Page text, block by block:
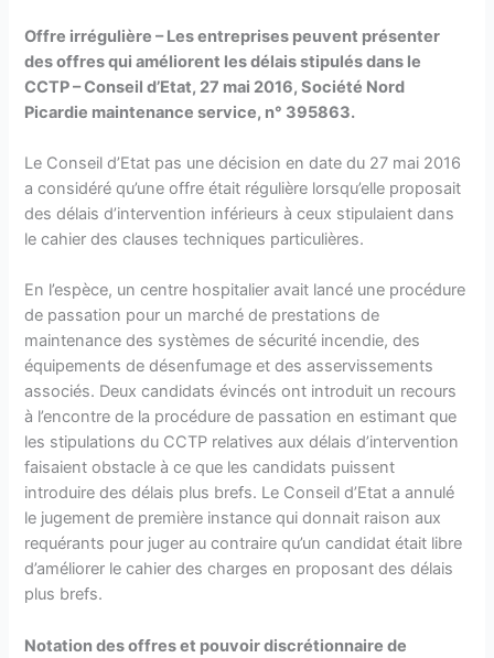
Offre irrégulière – Les entreprises peuvent présenter
des offres qui améliorent les délais stipulés dans le
CCTP – Conseil d’Etat, 27 mai 2016, Société Nord
Picardie maintenance service, n° 395863.
Le Conseil d’Etat pas une décision en date du 27 mai 2016
a considéré qu’une offre était régulière lorsqu’elle proposait
des délais d’intervention inférieurs à ceux stipulaient dans
le cahier des clauses techniques particulières.
En l’espèce, un centre hospitalier avait lancé une procédure
de passation pour un marché de prestations de
maintenance des systèmes de sécurité incendie, des
équipements de désenfumage et des asservissements
associés. Deux candidats évincés ont introduit un recours
à l’encontre de la procédure de passation en estimant que
les stipulations du CCTP relatives aux délais d’intervention
faisaient obstacle à ce que les candidats puissent
introduire des délais plus brefs. Le Conseil d’Etat a annulé
le jugement de première instance qui donnait raison aux
requérants pour juger au contraire qu’un candidat était libre
d’améliorer le cahier des charges en proposant des délais
plus brefs.
Notation des offres et pouvoir discrétionnaire de